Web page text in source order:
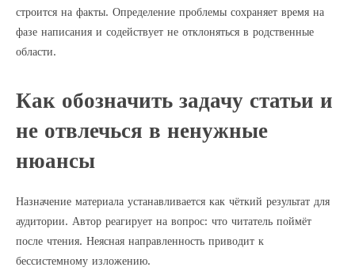
строится на факты. Определение проблемы сохраняет время на
фазе написания и содействует не отклоняться в родственные
области.
Как обозначить задачу статьи и
не отвлечься в ненужные
нюансы
Назначение материала устанавливается как чёткий результат для
аудитории. Автор реагирует на вопрос: что читатель поймёт
после чтения. Неясная направленность приводит к
бессистемному изложению.